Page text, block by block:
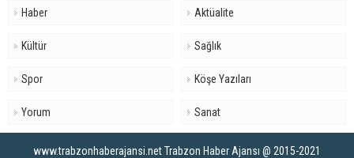
Haber Aktüalite
Kültür Sağlık
Spor Köşe Yazıları
Yorum Sanat
www.trabzonhaberajansi.net Trabzon Haber Ajansı @ 2015-2021